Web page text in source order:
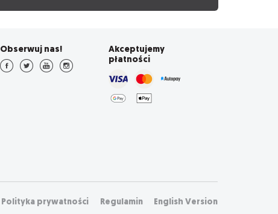
Obserwuj nas!
Akceptujemy
płatności
Polityka prywatności Regulamin English Version